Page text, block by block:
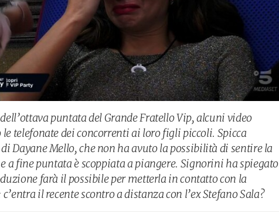
puntata del Grande Fratello Vip, alcuni video
telefonate dei concorrenti ai loro figli piccoli. Spicca
di Dayane Mello, che non ha avuto la possibilità di sentire la
a fine puntata è scoppiata a piangere. Signorini ha spiegato
farà il possibile per metterla in contatto con la
il recente scontro a distanza con l’ex Stefano Sala?